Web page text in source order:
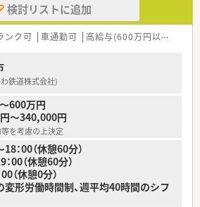
検討リストに追加
ンク可 車通勤可 高給与(600万円以上)
鉄道株式会社)
600万円
～340,000円
を考慮の上決定
：00（休憩60分）
00（休憩60分）
（休憩0分）
形労働時間制、週平均40時間のシフ